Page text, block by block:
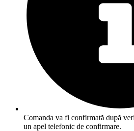
Comanda va fi confirmată după
un apel telefonic de confirmare.